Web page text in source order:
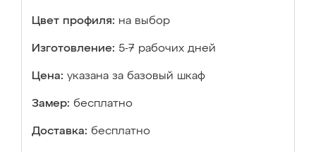
Цвет профиля: на выбор
Изготовление: 5-7 рабочих дней
Цена: указана за базовый шкаф
Замер: бесплатно
Доставка: бесплатно